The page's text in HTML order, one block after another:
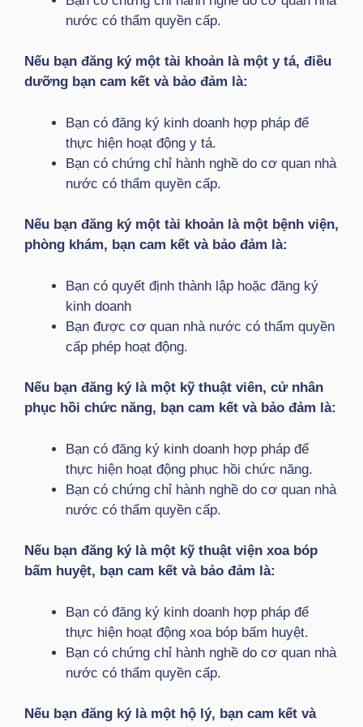
nước có thẩm quyền cấp.
Nếu bạn đăng ký một tài khoản là một y tá, điều
dưỡng bạn cam kết và bảo đảm là:
Bạn có đăng ký kinh doanh hợp pháp để
thực hiện hoạt động y tá.
Bạn có chứng chỉ hành nghề do cơ quan nhà
nước có thẩm quyền cấp.
Nếu bạn đăng ký một tài khoản là một bệnh viện,
phòng khám, bạn cam kết và bảo đảm là:
Bạn có quyết định thành lập hoặc đăng ký
kinh doanh
Bạn được cơ quan nhà nước có thẩm quyền
cấp phép hoạt động.
Nếu bạn đăng ký là một kỹ thuật viên, cử nhân
phục hồi chức năng, bạn cam kết và bảo đảm là:
Bạn có đăng ký kinh doanh hợp pháp để
thực hiện hoạt động phục hồi chức năng.
Bạn có chứng chỉ hành nghề do cơ quan nhà
nước có thẩm quyền cấp.
Nếu bạn đăng ký là một kỹ thuật viện xoa bóp
bấm huyệt, bạn cam kết và bảo đảm là:
Bạn có đăng ký kinh doanh hợp pháp để
thực hiện hoạt động xoa bóp bấm huyệt.
Bạn có chứng chỉ hành nghề do cơ quan nhà
nước có thẩm quyền cấp.
Nếu bạn đăng ký là một hộ lý, bạn cam kết và